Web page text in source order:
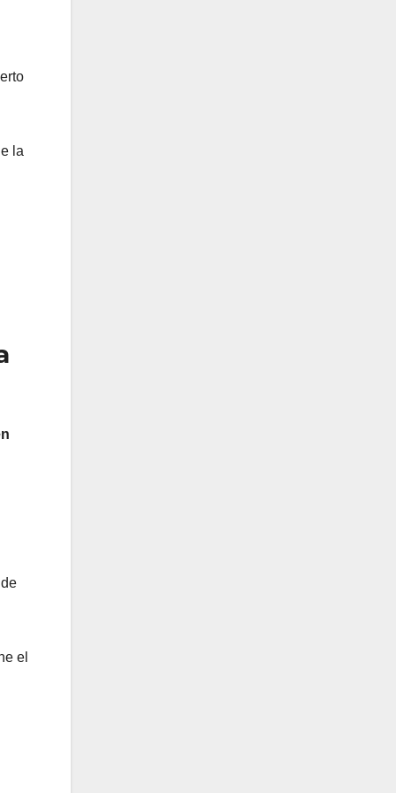
la
el